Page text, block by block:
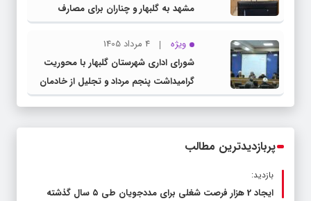
مشهد به گلبهار و چناران برای مصارف
صنعتی و کشاورزی | لزوم تسریع در اجرای
پروژه‌های قطار و آزادراه مشهد- گلبهار-
چناران
ویژه
4 مرداد 1405
شورای اداری شهرستان گلبهار با محوریت
گرامیداشت پنجم مرداد و تجلیل از خادمان
عرصه نماز برگزار شد
پربازدیدترین مطالب
بازدید:
ایجاد 2 هزار فرصت شغلی برای مددجویان طی ۵ سال گذشته